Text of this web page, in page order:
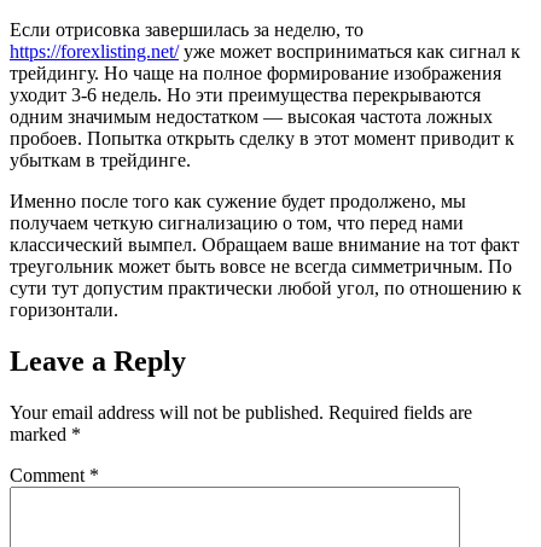
Если отрисовка завершилась за неделю, то
https://forexlisting.net/уже может восприниматься как сигнал к
трейдингу. Но чаще на полное формирование изображения
уходит 3-6 недель. Но эти преимущества перекрываются
одним значимым недостатком — высокая частота ложных
пробоев. Попытка открыть сделку в этот момент приводит к
убыткам в трейдинге.
Именно после того как сужение будет продолжено, мы
получаем четкую сигнализацию о том, что перед нами
классический вымпел. Обращаем ваше внимание на тот факт
треугольник может быть вовсе не всегда симметричным. По
сути тут допустим практически любой угол, по отношению к
горизонтали.
Leave a Reply
Your email address will not be published. Required fields are
marked *
Comment *